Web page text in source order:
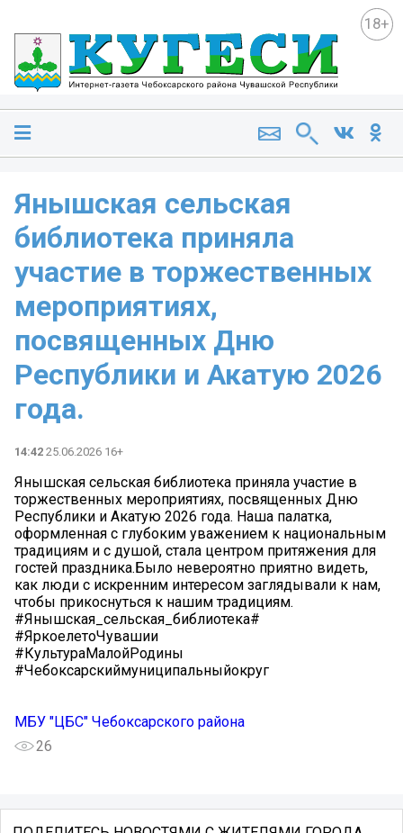
18+
Янышская сельская
библиотека приняла
участие в торжественных
мероприятиях,
посвященных Дню
Республики и Акатую 2026
года.
14:42 25.06.2026 16+
Янышская сельская библиотека приняла участие в
торжественных мероприятиях, посвященных Дню
Республики и Акатую 2026 года. Наша палатка,
оформленная с глубоким уважением к национальным
традициям и с душой, стала центром притяжения для
гостей праздника.Было невероятно приятно видеть,
как люди с искренним интересом заглядывали к нам,
чтобы прикоснуться к нашим традициям.
#Янышская_сельская_библиотека#
#ЯркоелетоЧувашии
#КультураМалойРодины
#Чебоксарскиймуниципальныйокруг
МБУ "ЦБС" Чебоксарского района
26